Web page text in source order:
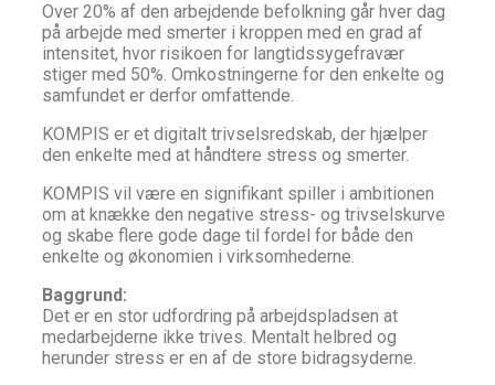
Over 20% af den arbejdende befolkning går hver dag
på arbejde med smerter i kroppen med en grad af
intensitet, hvor risikoen for langtidssygefravær
stiger med 50%. Omkostningerne for den enkelte og
samfundet er derfor omfattende.
KOMPIS er et digitalt trivselsredskab, der hjælper
den enkelte med at håndtere stress og smerter.
KOMPIS vil være en signifikant spiller i ambitionen
om at knække den negative stress- og trivselskurve
og skabe flere gode dage til fordel for både den
enkelte og økonomien i virksomhederne.
Baggrund:
Det er en stor udfordring på arbejdspladsen at
medarbejderne ikke trives. Mentalt helbred og
herunder stress er en af de store bidragsyderne.